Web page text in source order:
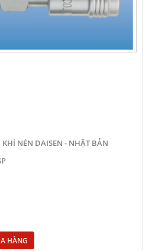
NÉN DAISEN - NHẬT BẢN
HÀNG